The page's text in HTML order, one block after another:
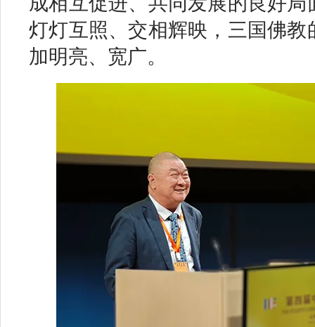
灯灯互照、交相辉映，三国佛
加明亮、宽广。